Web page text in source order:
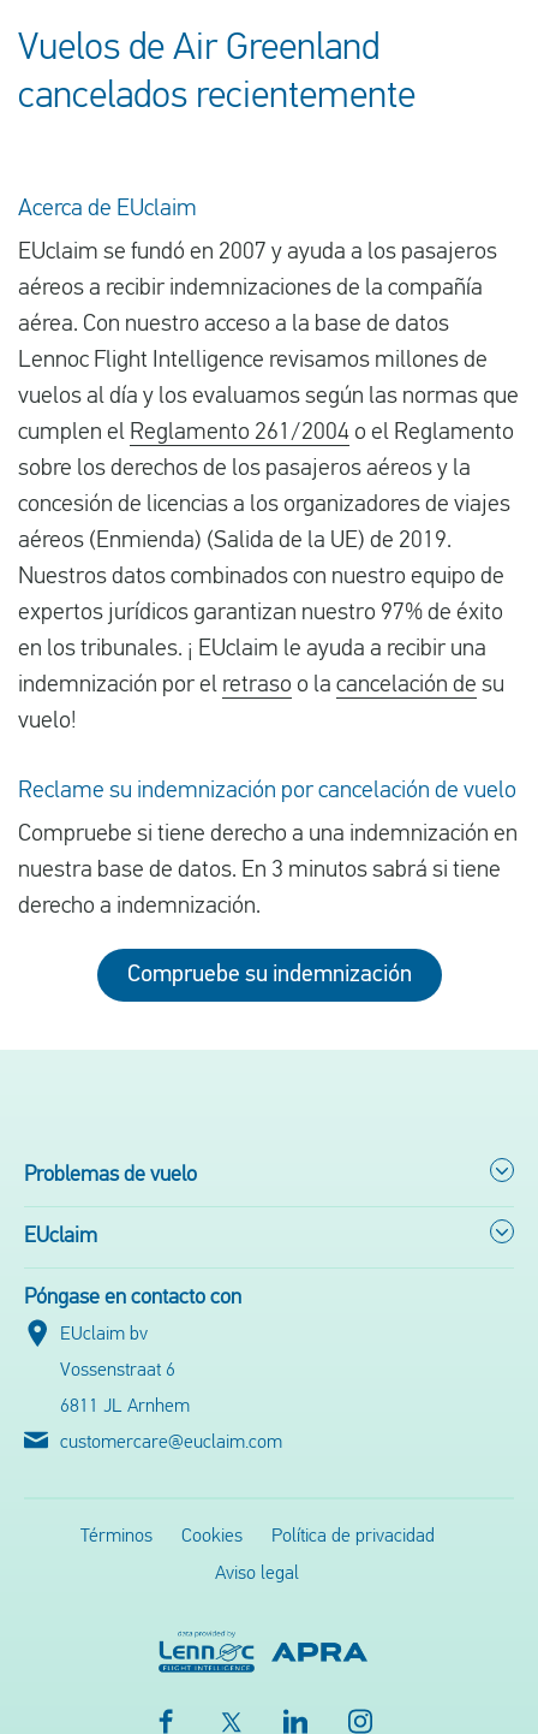
Vuelos de Air Greenland
cancelados recientemente
Acerca de EUclaim
EUclaim se fundó en 2007 y ayuda a los pasajeros
aéreos a recibir indemnizaciones de la compañía
aérea. Con nuestro acceso a la base de datos
Lennoc Flight Intelligence revisamos millones de
vuelos al día y los evaluamos según las normas que
cumplen el Reglamento 261/2004 o el Reglamento
sobre los derechos de los pasajeros aéreos y la
concesión de licencias a los organizadores de viajes
aéreos (Enmienda) (Salida de la UE) de 2019.
Nuestros datos combinados con nuestro equipo de
expertos jurídicos garantizan nuestro 97% de éxito
en los tribunales. ¡ EUclaim le ayuda a recibir una
indemnización por el retraso o la cancelación de su
vuelo!
Reclame su indemnización por cancelación de vuelo
Compruebe si tiene derecho a una indemnización en
nuestra base de datos. En 3 minutos sabrá si tiene
derecho a indemnización.
Compruebe su indemnización
Problemas de vuelo
EUclaim
Póngase en contacto con
EUclaim bv
Vossenstraat 6
6811 JL Arnhem
customercare@euclaim.com
Términos Cookies
Política de privacidad
Aviso legal